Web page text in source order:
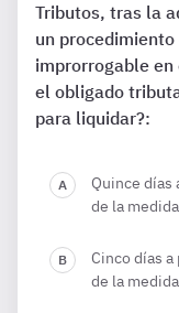
Tributos, tras la
un
improrrogable
el obligado
para liquidar?:
Quince días
de la
Cinco días
de la